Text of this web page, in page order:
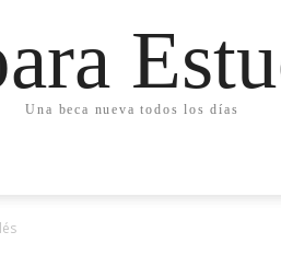
Una beca nueva todos los días